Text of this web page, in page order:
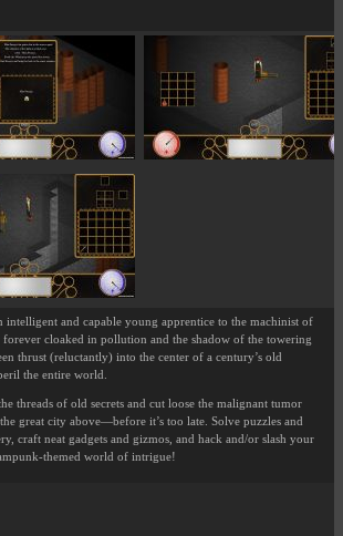
intelligent and capable young apprentice to the machinist of
cloaked in pollution and the shadow of the towering
thrust (reluctantly) into the center of a century’s old
the entire world.
threads of old secrets and cut loose the malignant tumor
great city above—before it’s too late. Solve puzzles and
craft neat gadgets and gizmos, and hack and/or slash your
themed world of intrigue!